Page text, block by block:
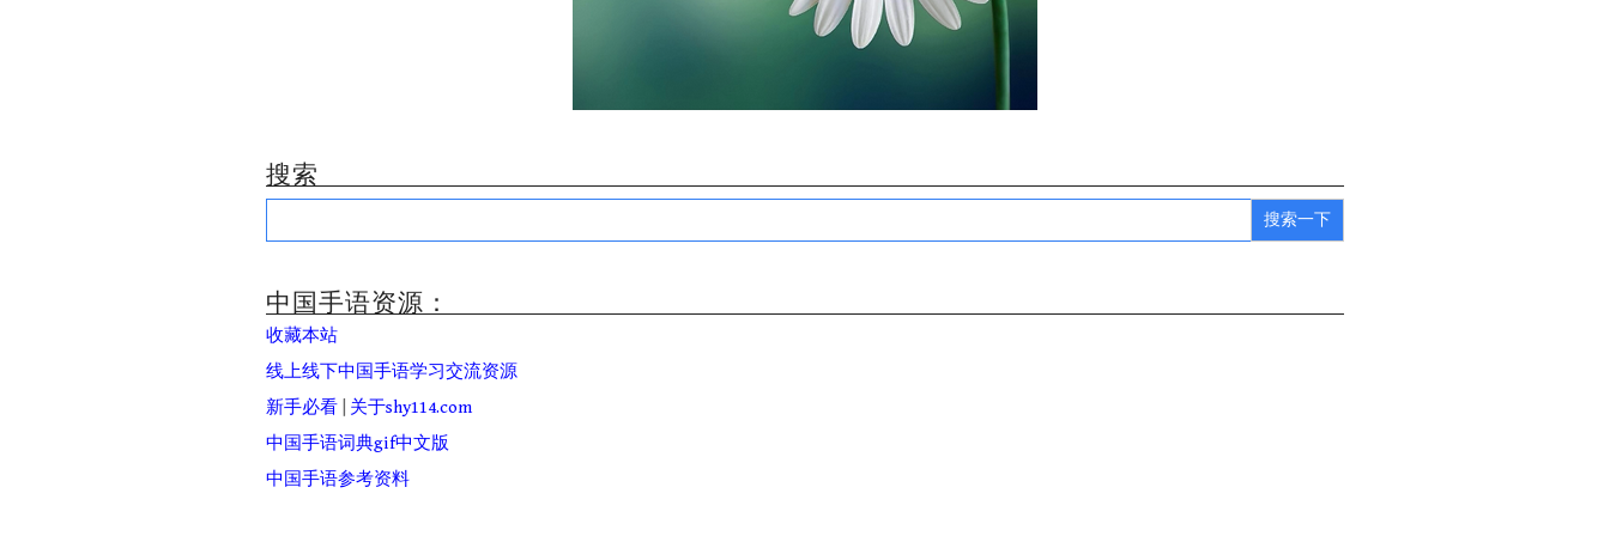
搜索
Search
中国手语资源：
收藏本站
线上线下中国手语学习交流资源
新手必看
关于shy114.com
中国手语词典gif中文版
中国手语参考资料